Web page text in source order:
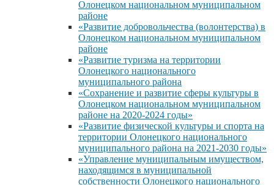
Олонецком национальном муниципальном
районе
«Развитие добровольчества (волонтерства) в
Олонецком национальном муниципальном
районе
«Развитие туризма на территории
Олонецкого национального
муниципального района
«Сохранение и развитие сферы культуры в
Олонецком национальном муниципальном
районе на 2020-2024 годы»
«Развитие физической культуры и спорта на
территории Олонецкого национального
муниципального района на 2021-2030 годы»
«Управление муниципальным имуществом,
находящимся в муниципальной
собственности Олонецкого национального